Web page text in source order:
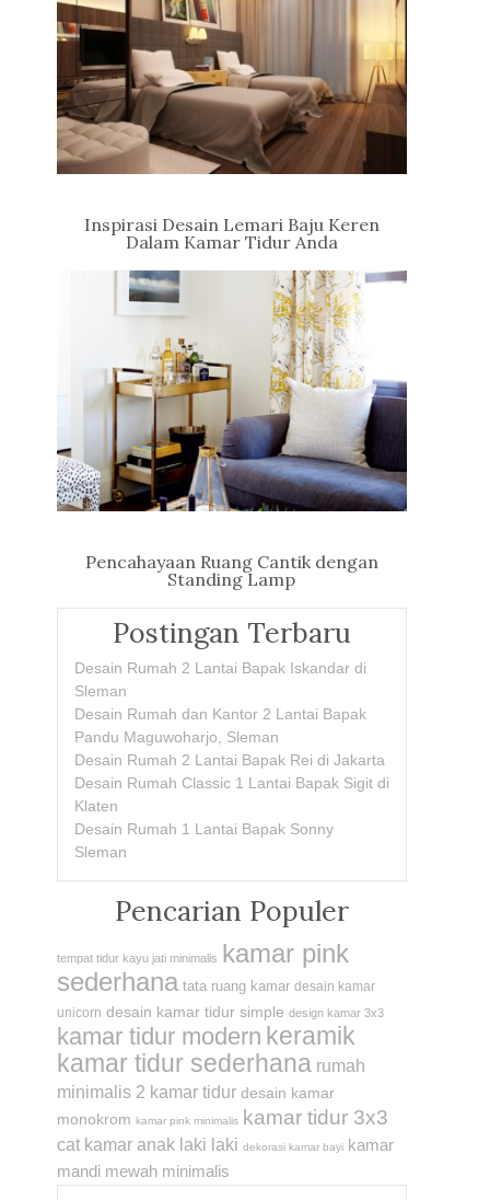
Inspirasi Desain Lemari Baju Keren
Dalam Kamar Tidur Anda
Pencahayaan Ruang Cantik dengan
Standing Lamp
Postingan Terbaru
Desain Rumah 2 Lantai Bapak Iskandar di
Sleman
Desain Rumah dan Kantor 2 Lantai Bapak
Pandu Maguwoharjo, Sleman
Desain Rumah 2 Lantai Bapak Rei di Jakarta
Desain Rumah Classic 1 Lantai Bapak Sigit di
Klaten
Desain Rumah 1 Lantai Bapak Sonny
Sleman
Pencarian Populer
tempat tidur kayu jati minimalis kamar pink
sederhana tata ruang kamar desain kamar
unicorn desain kamar tidur simple design kamar 3x3
kamar tidur modern keramik
kamar tidur sederhana rumah
minimalis 2 kamar tidur desain kamar
monokrom kamar pink minimalis kamar tidur 3x3
cat kamar anak laki laki dekorasi kamar bayi kamar
mandi mewah minimalis